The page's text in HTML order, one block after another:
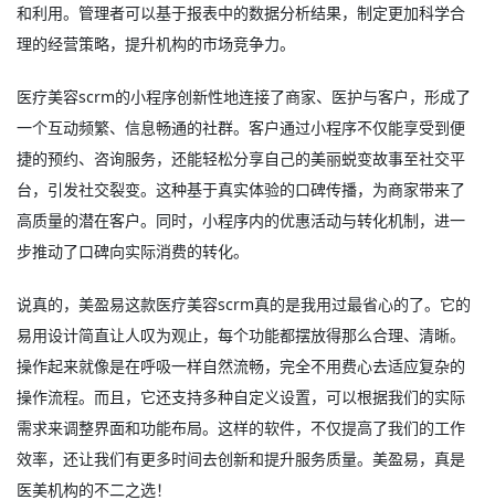
和利用。管理者可以基于报表中的数据分析结果，制定更加科学合
理的经营策略，提升机构的市场竞争力。
医疗美容scrm的小程序创新性地连接了商家、医护与客户，形成了
一个互动频繁、信息畅通的社群。客户通过小程序不仅能享受到便
捷的预约、咨询服务，还能轻松分享自己的美丽蜕变故事至社交平
台，引发社交裂变。这种基于真实体验的口碑传播，为商家带来了
高质量的潜在客户。同时，小程序内的优惠活动与转化机制，进一
步推动了口碑向实际消费的转化。
说真的，美盈易这款医疗美容scrm真的是我用过最省心的了。它的
易用设计简直让人叹为观止，每个功能都摆放得那么合理、清晰。
操作起来就像是在呼吸一样自然流畅，完全不用费心去适应复杂的
操作流程。而且，它还支持多种自定义设置，可以根据我们的实际
需求来调整界面和功能布局。这样的软件，不仅提高了我们的工作
效率，还让我们有更多时间去创新和提升服务质量。美盈易，真是
医美机构的不二之选！